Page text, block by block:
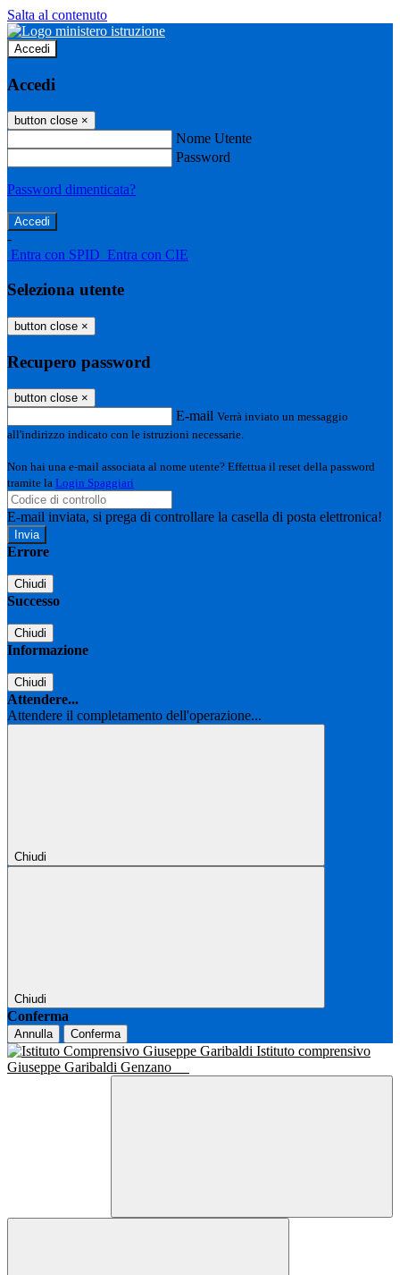
Salta al contenuto
Accedi
Accedi
button close ×
Nome Utente
Password
Password dimenticata?
-
Entra con SPID Entra con CIE
Seleziona utente
button close ×
Recupero password
button close ×
E-mail Verrà inviato un messaggio
all'indirizzo indicato con le istruzioni necessarie.
Non hai una e-mail associata al nome utente? Effettua il reset della password
tramite la Login Spaggiari
E-mail inviata, si prega di controllare la casella di posta elettronica!
Errore
Chiudi
Successo
Chiudi
Informazione
Chiudi
Attendere...
Attendere il completamento dell'operazione...
Chiudi
Chiudi
Conferma
Annulla Conferma
Istituto comprensivo
Giuseppe Garibaldi Genzano